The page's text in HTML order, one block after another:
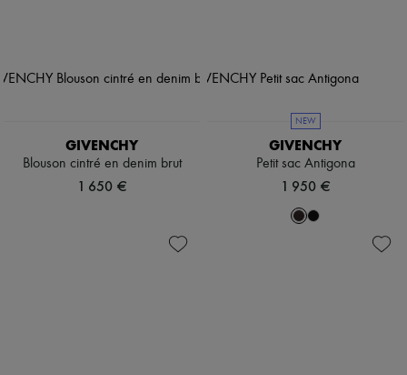
GIVENCHY
Blouson cintré en denim brut
1 650 €
NEW
GIVENCHY
Petit sac Antigona
1 950 €